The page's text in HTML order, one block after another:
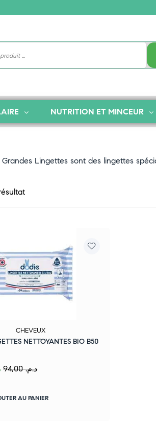
NUTRITION ET MINCEUR
Lingettes sont des lingettes
CHEVEUX
NETTOYANTES BIO B50
د.م.94,00
AU PANIER